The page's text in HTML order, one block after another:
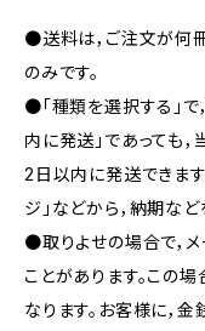
●送料は，ご注文が何
のみです。
●「種類を選択する」
内に発送」であっても
2日以内に発送できます
ジ」などから，納期など
●取りよせの場合で，
ことがあります。この
なります。お客様に，